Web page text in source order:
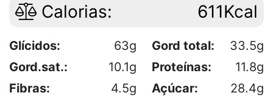
Calorias: 611Kcal
Glícidos: 63g Gord total:
33.5g
Gord.sat.:
10.1g Proteínas:
11.8g
Fibras:
4.5g Açúcar:
28.4g